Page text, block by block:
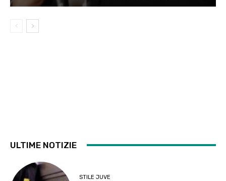
ULTIME NOTIZIE
STILE JUVE